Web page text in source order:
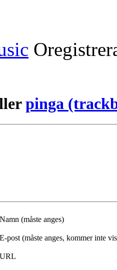
pinga
Namn (måste anges)
E-post (måste anges, kommer inte
URL